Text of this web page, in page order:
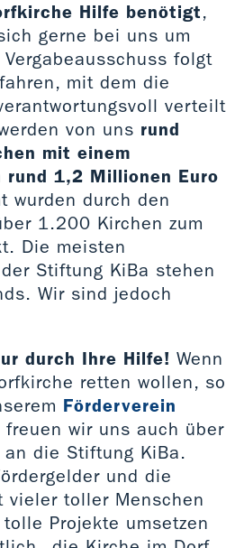
Hilfe benötigt,
gerne bei uns um
Vergabeausschuss folgt
mit dem die
verteilt
von uns rund
mit einem
rund 1,2 Millionen Euro
wurden durch den
1.200 Kirchen zum
Die meisten
Stiftung KiBa stehen
Wir sind jedoch
durch Ihre Hilfe! Wenn
retten wollen, so
Förderverein
freuen wir uns auch über
an die Stiftung KiBa.
und die
vieler toller Menschen
Projekte umsetzen